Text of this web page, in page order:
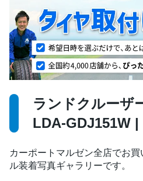
ランドクルーザ
LDA-GDJ151W
カーポートマルゼン全店でお
ル装着写真ギャラリーです。